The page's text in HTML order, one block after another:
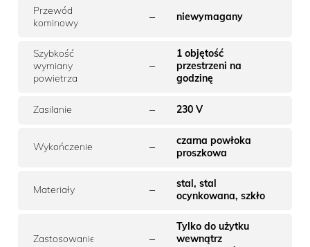
Przewód
kominowy
– niewymagany
Szybkość
wymiany
powietrza
–
1 objętość
przestrzeni na
godzinę
Zasilanie – 230 V
Wykończenie –
czarna powłoka
proszkowa
Materiały –
stal, stal
ocynkowana, szkło
Zastosowanie –
Tylko do użytku
wewnątrz